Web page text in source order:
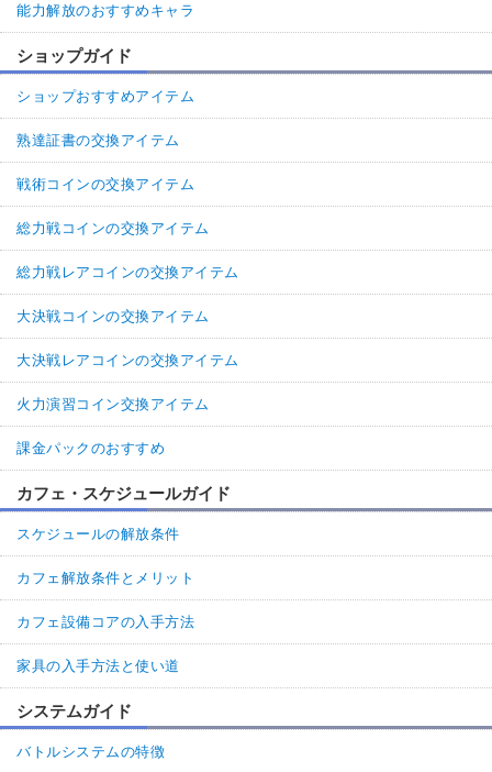
能力解放のおすすめキャラ
ショップガイド
ショップおすすめアイテム
熟達証書の交換アイテム
戦術コインの交換アイテム
総力戦コインの交換アイテム
総力戦レアコインの交換アイテム
大決戦コインの交換アイテム
大決戦レアコインの交換アイテム
火力演習コイン交換アイテム
課金パックのおすすめ
カフェ・スケジュールガイド
スケジュールの解放条件
カフェ解放条件とメリット
カフェ設備コアの入手方法
家具の入手方法と使い道
システムガイド
バトルシステムの特徴